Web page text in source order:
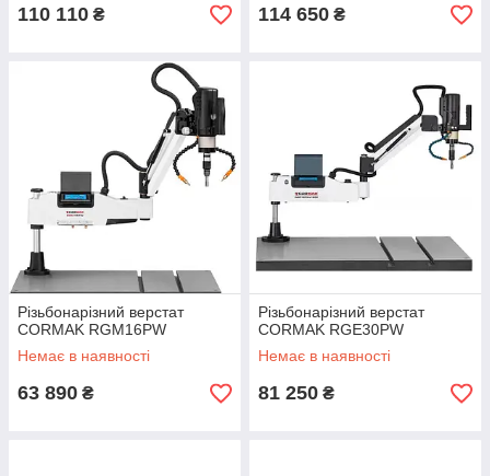
110 110 ₴ 114 650 ₴
Різьбонарізний верстат
CORMAK RGM16PW
Немає в наявності
63 890 ₴
Різьбонарізний верстат
CORMAK RGE30PW
Немає в наявності
81 250 ₴